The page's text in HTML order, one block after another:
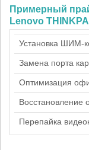
Примерный
Lenovo
Установка ШИМ-
Замена порта
Оптимизация
Восстановление
Перепайка